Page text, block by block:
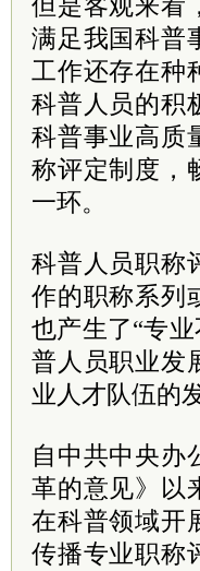
满足我国科普
工作还存在种
科普人员的积
科普事业高质
称评定制度，
一环。
科普人员职称
作的职称系列
也产生了“专
普人员职业发
业人才队伍的
自中共中央办
革的意见》以
在科普领域开
传播专业职称